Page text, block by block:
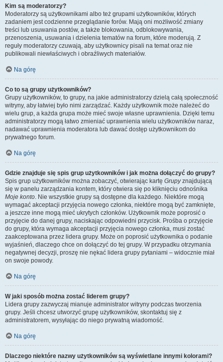
Kim są moderatorzy?
Moderatorzy są użytkownikami albo też grupami użytkowników, których
zadaniem jest codzienne przeglądanie forów. Mają oni możliwość zmiany
treści lub usuwania postów, a także blokowania, odblokowywania,
przenoszenia, usuwania i dzielenia tematów na forum, które moderują. Z
reguły moderatorzy czuwają, aby użytkownicy pisali na temat oraz nie
publikowali niewłaściwych i obraźliwych materiałów.
Na górę
Co to są grupy użytkowników?
Grupy użytkowników, to grupy, na jakie administratorzy dzielą całą społeczność
witryny, aby łatwiej było nimi zarządzać. Każdy użytkownik może należeć do
wielu grup, a każda grupa może mieć swoje własne uprawnienia. Dzięki temu
administratorzy mogą łatwo zmieniać uprawnienia wielu użytkowników naraz,
nadawać uprawnienia moderatora lub dawać dostęp użytkownikom do
prywatnego forum.
Na górę
Gdzie znajduje się spis grup użytkowników i jak można dołączyć do grupy?
Spis grup użytkowników można zobaczyć, otwierając kartę Grupyznajdującą
się w panelu zarządzania kontem, który otwiera się po kliknięciu odnośnika
Moje konto. Nie wszystkie grupy są dostępne dla każdego. Niektóre mogą
wymagać akceptacji przyjęcia nowego członka, niektóre mogą być zamknięte,
a jeszcze inne mogą mieć ukrytych członków. Użytkownik może poprosić o
przyjęcie do danej grupy, naciskając odpowiedni przycisk. Prośba o przyjęcie
do grupy, która wymaga akceptacji przyjęcia nowego członka, musi zostać
zaakceptowana przez lidera grupy. Może on poprosić użytkownika o podanie
wyjaśnień, dlaczego chce on dołączyć do tej grupy. W przypadku otrzymania
negatywnej decyzji, proszę nie nękać lidera grupy pytaniami – widocznie miał
on swoje powody.
Na górę
W jaki sposób można zostać liderem grupy?
Lidera grupy zazwyczaj mianuje administrator witryny podczas tworzenia
grupy. Jeśli chcesz utworzyć grupę użytkowników, skontaktuj się z
administratorem, wysyłając do niego prywatną wiadomość.
Na górę
Dlaczego niektóre nazwy użytkowników są wyświetlane innymi kolorami?